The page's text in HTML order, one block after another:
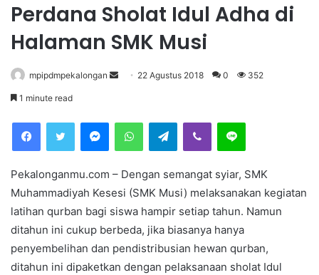
Perdana Sholat Idul Adha di
Halaman SMK Musi
mpipdmpekalongan
e
m
a
i
l
22 Agustus 2018 0 352
1 minute read
Telegram
Pekalonganmu.com – Dengan semangat syiar, SMK
Muhammadiyah Kesesi (SMK Musi) melaksanakan kegiatan
latihan qurban bagi siswa hampir setiap tahun. Namun
ditahun ini cukup berbeda, jika biasanya hanya
penyembelihan dan pendistribusian hewan qurban,
ditahun ini dipaketkan dengan pelaksanaan sholat Idul